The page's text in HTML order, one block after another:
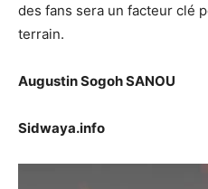
des fans sera un facteur clé
terrain.
Augustin Sogoh SANOU
Sidwaya.info